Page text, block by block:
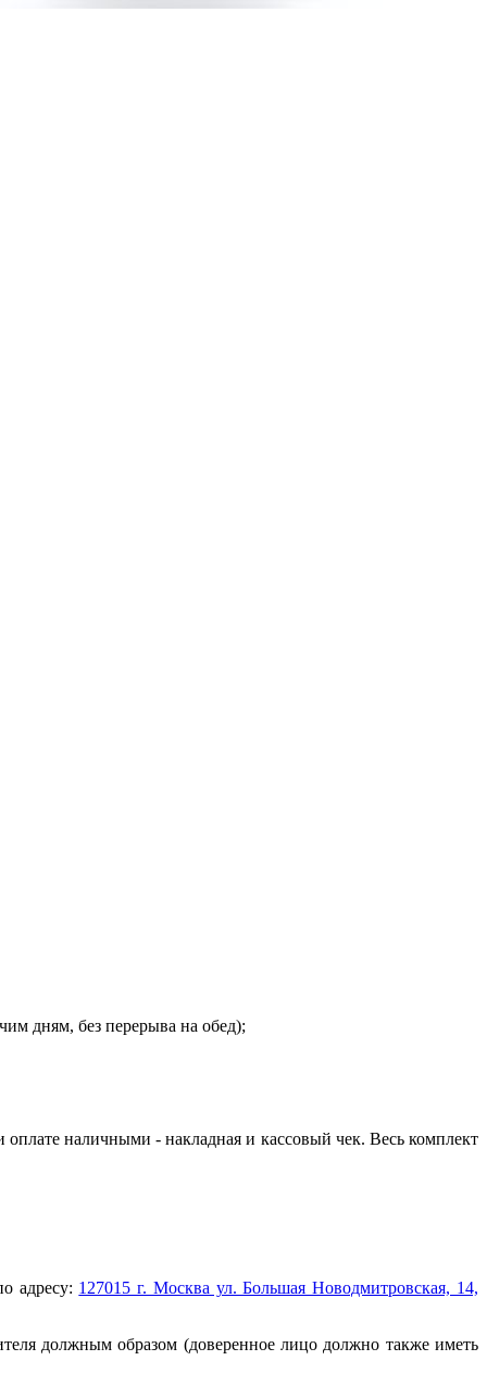
дням, без перерыва на обед);
наличными - накладная и кассовый чек. Весь комплект
адресу: 127015 г. Москва ул. Большая Новодмитровская, 14,
должным образом (доверенное лицо должно также иметь